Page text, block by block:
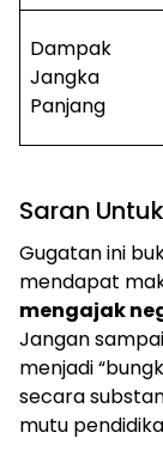
Dampak
Jangka
Panjang
Saran
​Gugatan ini
mendapat
mengajak
Jangan
menjadi
secara
mutu